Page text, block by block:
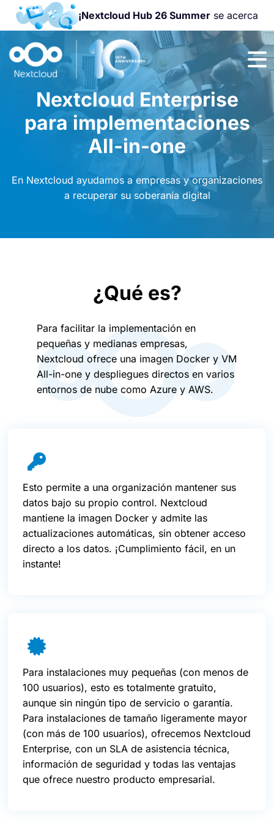
¡Nextcloud Hub 26 Summerse acerca
¡Únete a la
Nextcloud
Community
Conference
2026!
Nextcloud Enterprise
para implementaciones
All-in-one
En Nextcloud ayudamos a empresas y organizaciones
a recuperar su soberanía digital
¿Qué es?
Para facilitar la implementación en
pequeñas y medianas empresas,
Nextcloud ofrece una imagen Docker y VM
All-in-one y despliegues directos en varios
entornos de nube como Azure y AWS.
Esto permite a una organización mantener sus
datos bajo su propio control. Nextcloud
mantiene la imagen Docker y admite las
actualizaciones automáticas, sin obtener acceso
directo a los datos. ¡Cumplimiento fácil, en un
instante!
Para instalaciones muy pequeñas (con menos de
100 usuarios), esto es totalmente gratuito,
aunque sin ningún tipo de servicio o garantía.
Para instalaciones de tamaño ligeramente mayor
(con más de 100 usuarios), ofrecemos Nextcloud
Enterprise, con un SLA de asistencia técnica,
información de seguridad y todas las ventajas
que ofrece nuestro producto empresarial.